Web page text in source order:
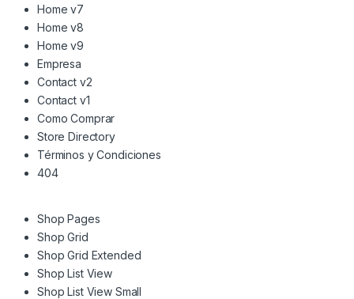
Home v7
Home v8
Home v9
Empresa
Contact v2
Contact v1
Como Comprar
Store Directory
Términos y Condiciones
404
Shop Pages
Shop Grid
Shop Grid Extended
Shop List View
Shop List View Small